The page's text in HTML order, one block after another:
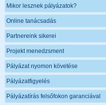
Mikor lesznek pályázatok?
Online tanácsadás
Partnereink sikerei
Projekt menedzsment
Pályázat nyomon követése
Pályázatfigyelés
Pályázatírás felsőfokon garanciával